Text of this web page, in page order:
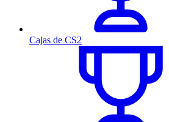
Cajas de CS2